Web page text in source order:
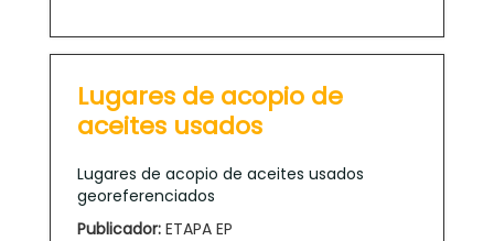
Lugares de acopio de
aceites usados
Lugares de acopio de aceites usados
georeferenciados
Publicador: ETAPA EP